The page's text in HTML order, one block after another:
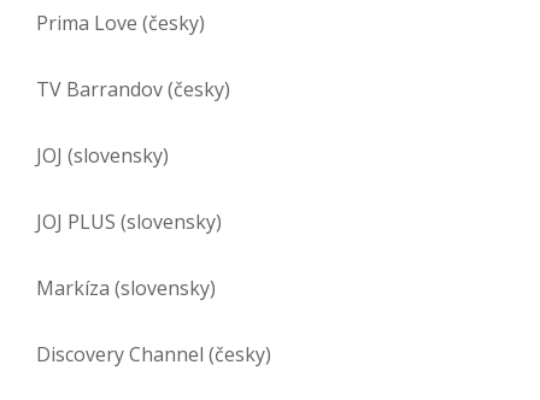
Prima Love (česky)
TV Barrandov (česky)
JOJ (slovensky)
JOJ PLUS (slovensky)
Markíza (slovensky)
Discovery Channel (česky)